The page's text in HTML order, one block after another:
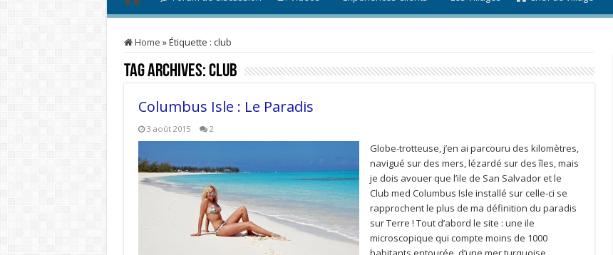
Home »Étiquette : club
Tag Archives:club
Columbus Isle : Le Paradis
3 août 2015 2
Globe-trotteuse, j’en ai parcouru des kilomètres,
navigué sur des mers, lézardé sur des îles, mais
je dois avouer que l’ile de San Salvador et le
Club med Columbus Isle installé sur celle-ci se
rapprochent le plus de ma définition du paradis
sur Terre ! Tout d’abord le site : une ile
microscopique qui compte moins de 1000